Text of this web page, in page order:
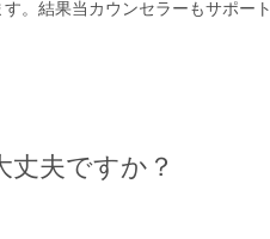
。結果当カウンセラーもサポート
夫ですか？